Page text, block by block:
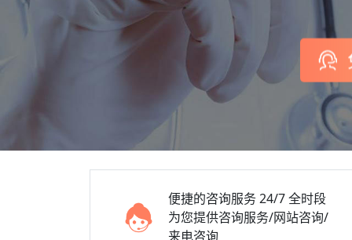
便捷的咨询服务24/7 全时段
为您提供咨询服务/网站咨询/
来电咨询